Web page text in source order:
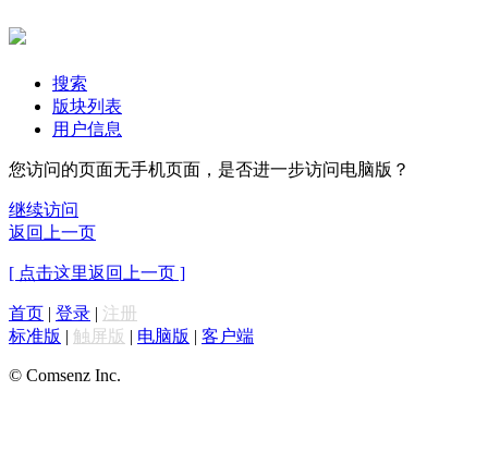
搜索
版块列表
用户信息
您访问的页面无手机页面，是否进一步访问电脑版？
继续访问
返回上一页
[ 点击这里返回上一页 ]
首页 | 登录 | 注册
标准版 | 触屏版 | 电脑版 | 客户端
© Comsenz Inc.